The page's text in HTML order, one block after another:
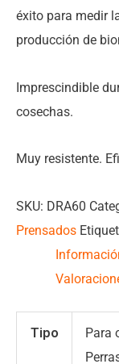
éxito para medir
producción de
Imprescindible
cosechas.
Muy resistente.
SKU: DRA60
Prensados
Tipo
Para